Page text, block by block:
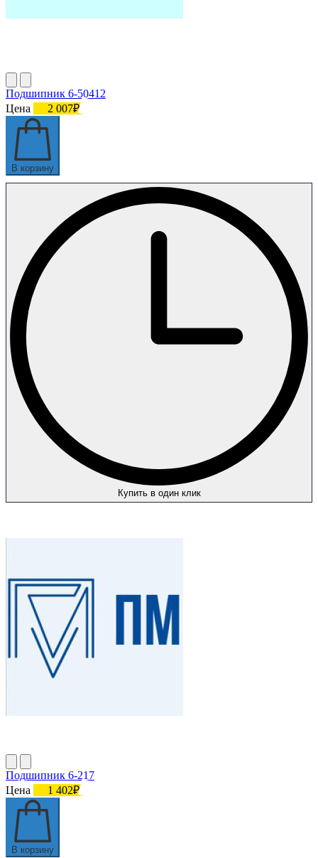
Подшипник 6-50412
Цена
2 007₽
В корзину
Купить в один клик
Подшипник 6-217
Цена
1 402₽
В корзину